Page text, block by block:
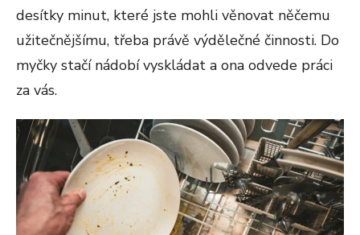
desítky minut, které jste mohli věnovat něčemu
užitečnějšímu, třeba právě výdělečné činnosti. Do
myčky stačí nádobí vyskládat a ona odvede práci
za vás.